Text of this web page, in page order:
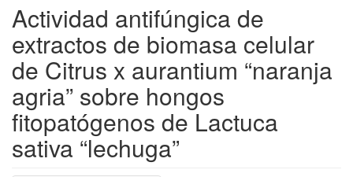
Actividad antifúngica de
extractos de biomasa celular
de Citrus x aurantium “naranja
agria” sobre hongos
fitopatógenos de Lactuca
sativa “lechuga”